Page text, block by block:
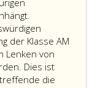
4)
nicht
mehr
gegeben
der Klasse AM
Lenken von
Dies ist
die